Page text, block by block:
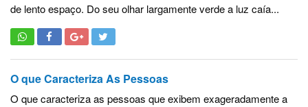
de lento espaço. Do seu olhar largamente verde a luz caía...
O que Caracteriza As Pessoas
O que caracteriza as pessoas que exibem exageradamente a